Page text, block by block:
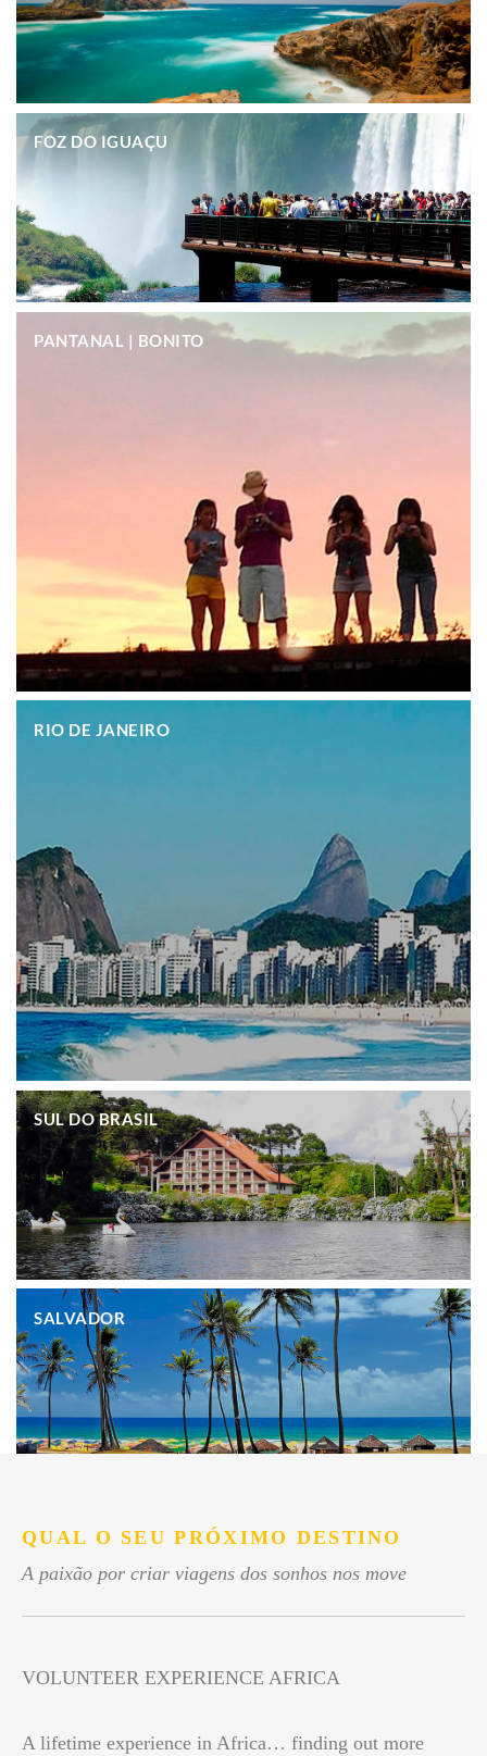
FOZ DO IGUAÇU
PANTANAL | BONITO
RIO DE JANEIRO
.
SUL DO BRASIL
SALVADOR
QUAL O SEU PRÓXIMO DESTINO
A paixão por criar viagens dos sonhos nos move
VOLUNTEER EXPERIENCE AFRICA
A lifetime experience in Africa… finding out more